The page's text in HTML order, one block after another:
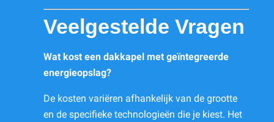
Veelgestelde Vragen
Wat kost een dakkapel met geïntegreerde
energieopslag?
De kosten variëren afhankelijk van de grootte
en de specifieke technologieën die je kiest. Het